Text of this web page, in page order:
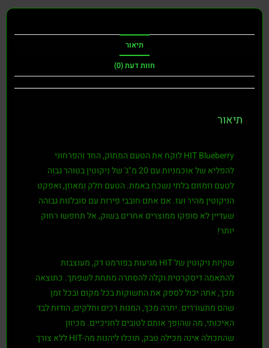
תיאור
חוות דעת (0)
תיאור
HIT Blueberryלוקח את הטעם המתוק, החד והפרחוני
להפליא של אוכמניות עם 20 מ"ג' של ניקוטין בטוהר גבוה
לטעם וזמזום בלתי נשכח באמת. הטעם חלק ומאוזן, ואפקט
הניקוטין מהיר ועז. אם אתם חובבי פירות עם סובלנות גבוהה
שעדיין לא סופקו ממוצרים אחרים בשוק, אל תחפשו רחוק
יותר!
שקיות ניקוטין של HIT מגיעות בפורמט דק, מעוצבות
להתאמה דיסקרטית וקלה להסתרה מתחת לשפתך. כתוצאה
מכך, אתה יכול לספק את התשוקות בכל מקום ובכל זמן
שהם מתעוררים. יתרה מכך, המנות רכים וחלקים, הודות לבד
האיכותי, מה שהופך אותם לטובים לחניכיים. מכיוון
שהתכולה אינה מכילה טבק, תוכלו ליהנות מה-HIT ללא צורך